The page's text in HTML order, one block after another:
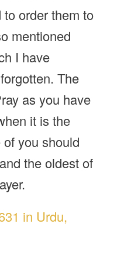
order them to
mentioned
I have
The
as you have
it is the
you should
the oldest of
in Urdu,